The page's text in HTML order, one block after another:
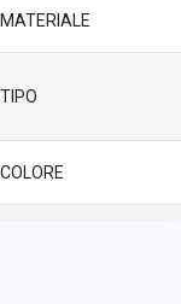
MATERIALE
TIPO
COLORE